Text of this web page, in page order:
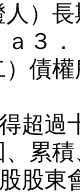
人）
３
債
超過
累
股東